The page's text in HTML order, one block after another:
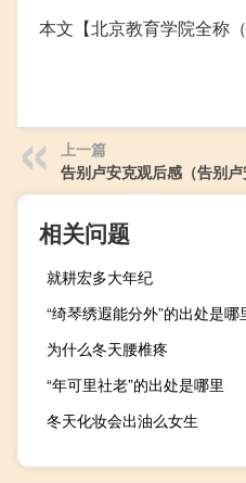
本文【北京教育学院全称
上一篇
告别卢安克观后感（告别卢
相关问题
就耕宏多大年纪
“绮琴绣遐能分外”的出处是哪
为什么冬天腰椎疼
“年可里社老”的出处是哪里
冬天化妆会出油么女生